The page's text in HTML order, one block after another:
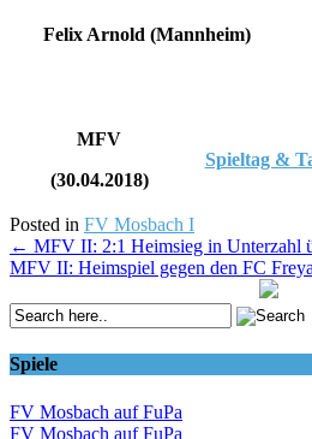
Felix Arnold (Mannheim)
MFV
(30.04.2018)
Spieltag &
Posted in FV Mosbach I
Post
navigation
← MFV II: 2:1 Heimsieg in Unterzahl
MFV II: Heimspiel gegen den FC
Spiele
FV Mosbach auf FuPa
FV Mosbach auf FuPa